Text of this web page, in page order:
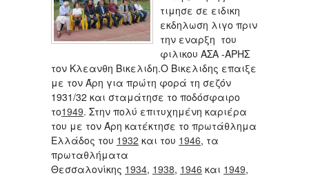
τιμησε σε ειδικη
εκδηλωση λιγο πριν
την εναρξη του
φιλικου ΑΣΑ -ΑΡΗΣ
τον Κλεανθη Βικελιδη.Ο Βικελιδης επαιξε
με τον Άρη για πρώτη φορά τη σεζόν
1931/32 και σταμάτησε το ποδόσφαιρο
το1949. Στην πολύ επιτυχημένη καριέρα
του με τον Άρη κατέκτησε το πρωτάθλημα
Ελλάδος του 1932 και του 1946, τα
πρωταθλήματα
Θεσσαλονίκης 1934, 1938, 1946 και 1949,